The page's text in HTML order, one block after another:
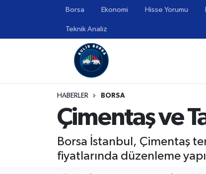
Borsa Ekonomi Hisse Yorumu
Teknik Analiz
HABERLER BORSA
Çimentaş ve
Borsa İstanbul, Çimentaş
fiyatlarında düzenleme
Borsa
Hisse Yorumu
Halka Arzlar
Ekonomi
Hava Durumu
Trafik Durumu
Tüm Manşetler
Son Dakika Haberleri
Haber Arşivi